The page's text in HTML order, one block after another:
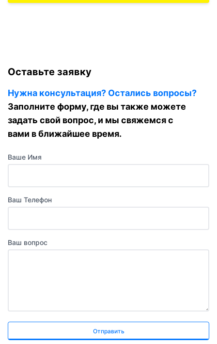
Оставьте заявку
Нужна консультация? Остались вопросы?
Заполните форму, где вы также можете
задать свой вопрос, и мы свяжемся с
вами в ближайшее время.
Ваше Имя
Ваш Телефон
Ваш вопрос
Отправить